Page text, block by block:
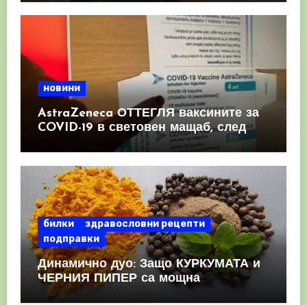
новини
AstraZeneca ОТТЕГЛЯ ваксините за
COVID-19 в световен мащаб, след
като призна, че те причиняват
билки
здравословни рецепти
подправки
Динамично дуо: Защо КУРКУМАТА и
ЧЕРНИЯ ПИПЕР са мощна
комбинация